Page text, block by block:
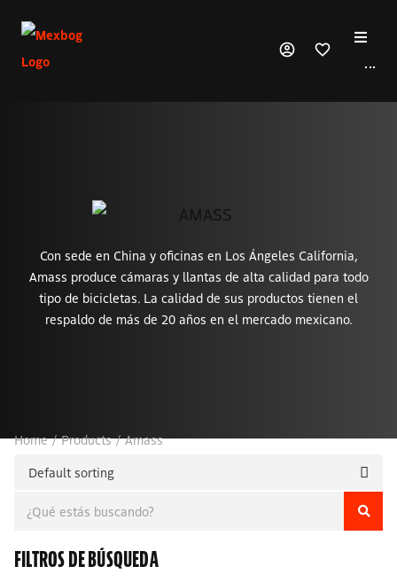
···
Con sede en China y oficinas en Los Ángeles California,
Amass produce cámaras y llantas de alta calidad para todo
tipo de bicicletas. La calidad de sus productos tienen el
respaldo de más de 20 años en el mercado mexicano.
Home / Products / Amass
FILTROS DE BÚSQUEDA